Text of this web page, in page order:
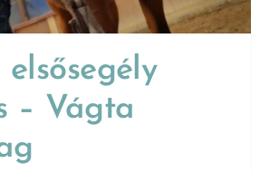
elsősegély
– Vágta